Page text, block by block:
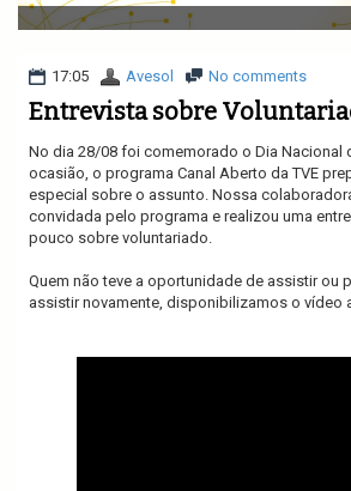
v
i
a
i
n
17:05 Avesol No comments
Entrevista sobre
No dia 28/08 foi comemorado o Dia Nacional
ocasião, o programa Canal Aberto da TVE
especial sobre o assunto. Nossa
convidada pelo programa e realizou uma
pouco sobre voluntariado.
Quem não teve a oportunidade de assistir ou
assistir novamente, disponibilizamos o vídeo